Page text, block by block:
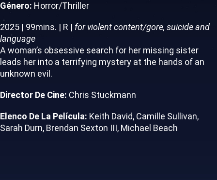
Género: Horror/Thriller
2025 | 99mins. | R | for violent content/gore, suicide and
language
A woman’s obsessive search for her missing sister
leads her into a terrifying mystery at the hands of an
unknown evil.
Director De Cine: Chris Stuckmann
Elenco De La Película: Keith David, Camille Sullivan,
Sarah Durn, Brendan Sexton III, Michael Beach